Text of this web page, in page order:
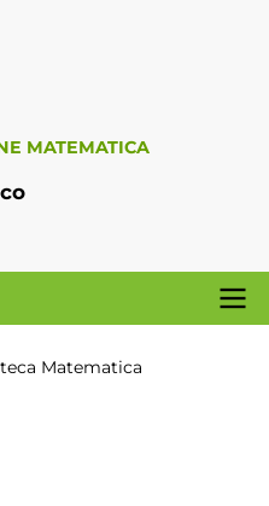
MATEMATICA
Matematica